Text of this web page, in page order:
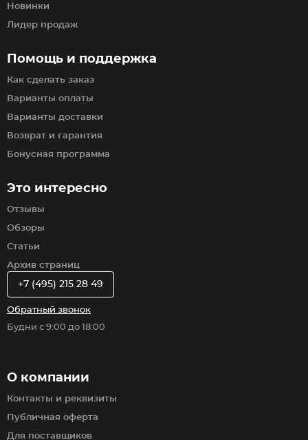
Помощь и поддержка
Как сделать заказ
Варианты оплаты
Варианты доставки
Возврат и гарантия
Бонусная программа
Новинки
Лидер продаж
Это интересно
Отзывы
Обзоры
Статьи
Архив страниц
О компании
Контакты и реквизиты
Публичная оферта
Для поставщиков
+7 (495) 215 28 49
Обратный звонок
Будни с 9:00 до 18:00